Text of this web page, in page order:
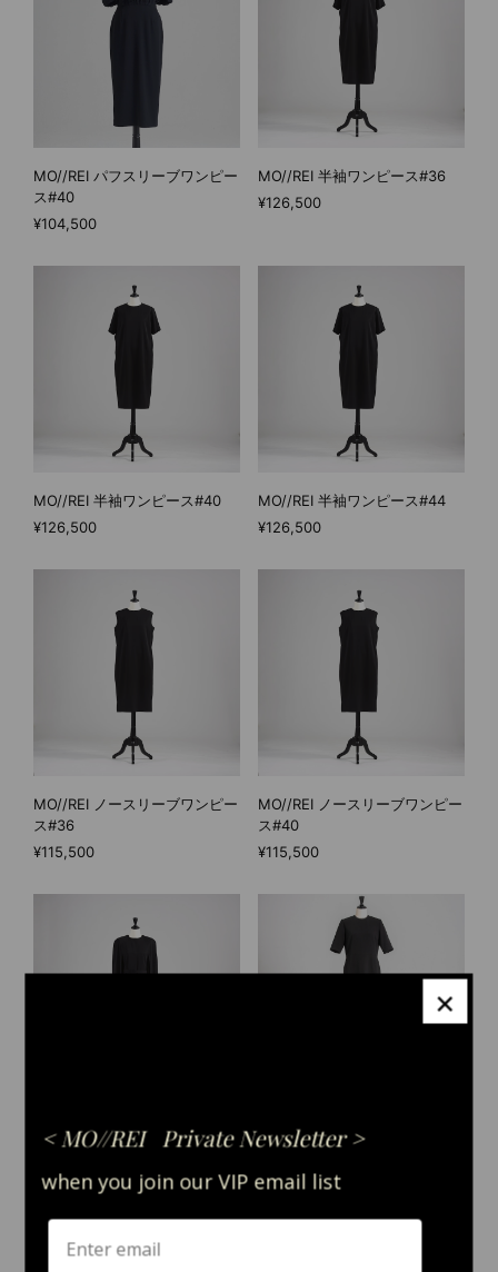
MO//REI パフスリーブワンピー
ス#40
¥104,500
MO//REI 半袖ワンピース#36
¥126,500
MO//REI 半袖ワンピース#40
¥126,500
MO//REI 半袖ワンピース#44
¥126,500
MO//REI ノースリーブワンピー
ス#36
¥115,500
MO//REI ノースリーブワンピー
ス#40
¥115,500
MO//REI ロングマントゥ
¥181,500
MO//REI タイトワンピース#36
×